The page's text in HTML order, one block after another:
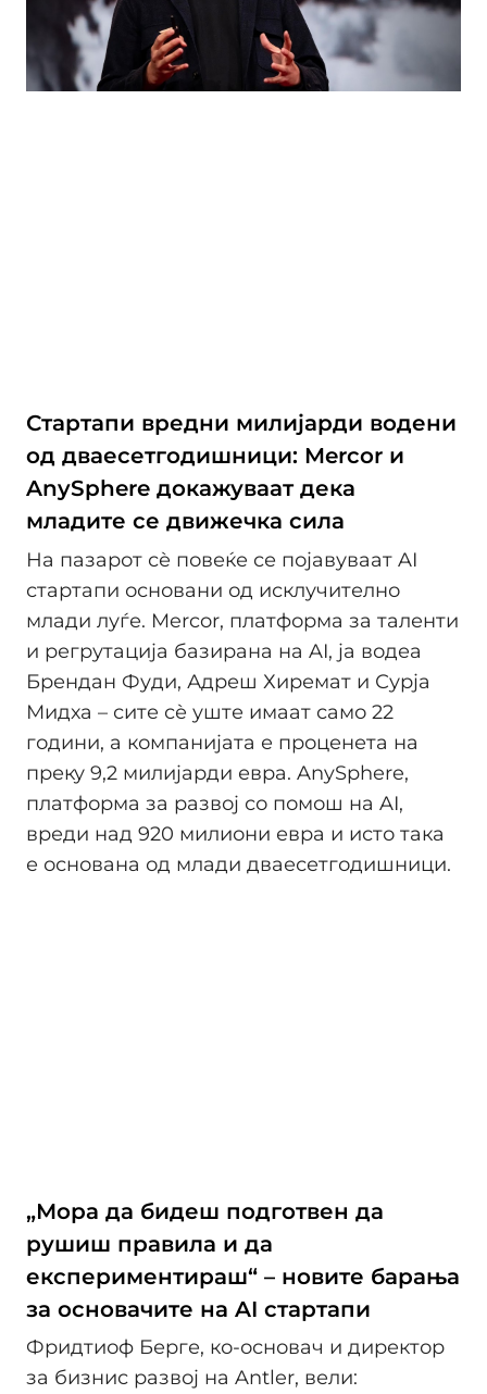
Стартапи вредни милијарди водени
од дваесетгодишници: Mercor и
AnySphere докажуваат дека
младите се движечка сила
На пазарот сѐ повеќе се појавуваат AI
стартапи основани од исклучително
млади луѓе. Mercor, платформа за таленти
и регрутација базирана на AI, ја водеа
Брендан Фуди, Адреш Хиремат и Сурја
Мидха – сите сѐ уште имаат само 22
години, а компанијата е проценета на
преку 9,2 милијарди евра. AnySphere,
платформа за развој со помош на AI,
вреди над 920 милиони евра и исто така
е основана од млади дваесетгодишници.
„Мора да бидеш подготвен да
рушиш правила и да
експериментираш“ – новите барања
за основачите на AI стартапи
Фридтиоф Берге, ко-основач и директор
за бизнис развој на Antler, вели: